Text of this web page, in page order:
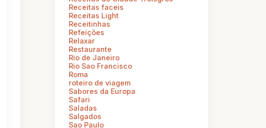
Receitas faceis
Receitas Light
Receitinhas
Refeições
Relaxar
Restaurante
Rio de Janeiro
Rio Sao Francisco
Roma
roteiro de viagem
Sabores da Europa
Safari
Saladas
Salgados
Sao Paulo